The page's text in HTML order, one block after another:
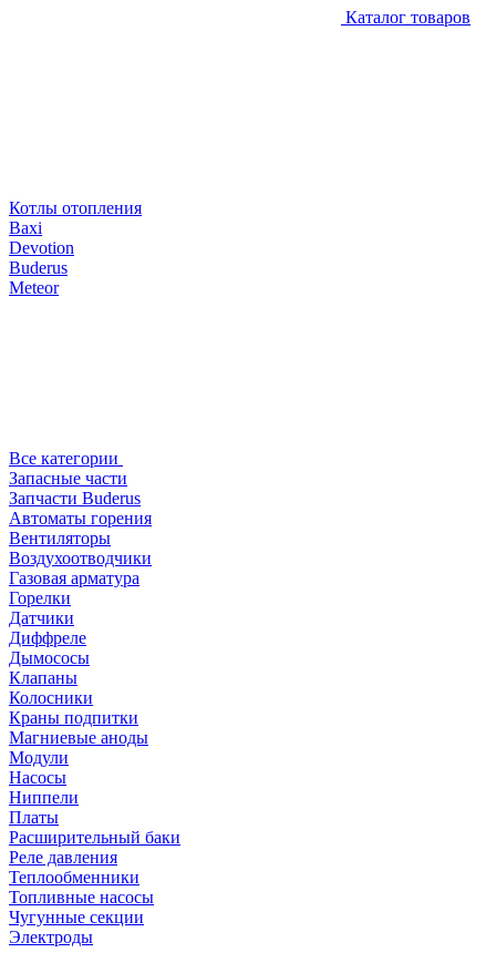
Каталог товаров
Котлы отопления
Baxi
Devotion
Buderus
Meteor
Все категории
Запасные части
Запчасти Buderus
Автоматы горения
Вентиляторы
Воздухоотводчики
Газовая арматура
Горелки
Датчики
Диффреле
Дымососы
Клапаны
Колосники
Краны подпитки
Магниевые аноды
Модули
Насосы
Ниппели
Платы
Расширительный баки
Реле давления
Теплообменники
Топливные насосы
Чугунные секции
Электроды